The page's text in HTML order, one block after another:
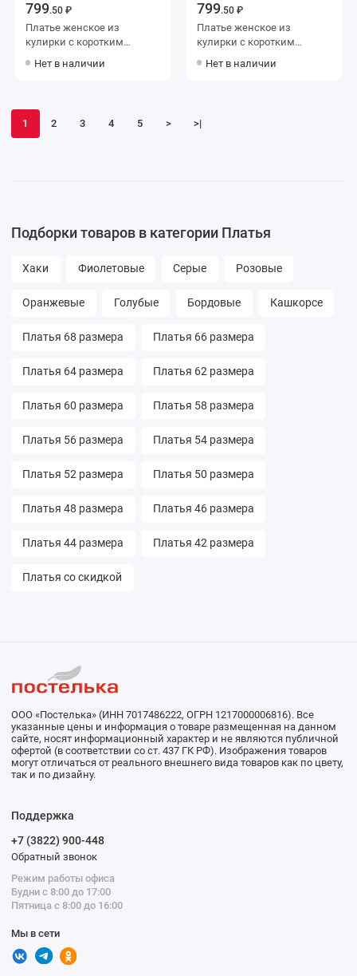
799.50 ₽
Платье женское из
кулирки с коротким
Листья Kuzina
Нет в наличии
799.50 ₽
Платье женское из
кулирки с коротким
Полоска
Нет в наличии
1 2 3 4 5 > >|
Подборки товаров в категории Платья
Хаки Фиолетовые Серые Розовые
Оранжевые Голубые Бордовые Кашкорсе
Платья 68 размера Платья 66 размера
Платья 64 размера Платья 62 размера
Платья 60 размера Платья 58 размера
Платья 56 размера Платья 54 размера
Платья 52 размера Платья 50 размера
Платья 48 размера Платья 46 размера
Платья 44 размера Платья 42 размера
Платья со скидкой
ООО «Постелька» (ИНН 7017486222, ОГРН 1217000006816). Все
указанные цены и информация о товаре размещенная на данном
сайте, носят информационный характер и не являются публичной
офертой (в соответствии со ст. 437 ГК РФ). Изображения товаров
могут отличаться от реального внешнего вида товаров как по цвету,
так и по дизайну.
Поддержка
+7 (3822) 900-448
Обратный звонок
Режим работы офиса
Будни с 8:00 до 17:00
Пятница с 8:00 до 16:00
Мы в сети